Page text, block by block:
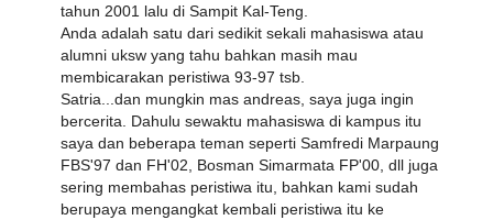
tahun 2001 lalu di Sampit Kal-Teng.
Anda adalah satu dari sedikit sekali mahasiswa atau
alumni uksw yang tahu bahkan masih mau
membicarakan peristiwa 93-97 tsb.
Satria...dan mungkin mas andreas, saya juga ingin
bercerita. Dahulu sewaktu mahasiswa di kampus itu
saya dan beberapa teman seperti Samfredi Marpaung
FBS'97 dan FH'02, Bosman Simarmata FP'00, dll juga
sering membahas peristiwa itu, bahkan kami sudah
berupaya mengangkat kembali peristiwa itu ke